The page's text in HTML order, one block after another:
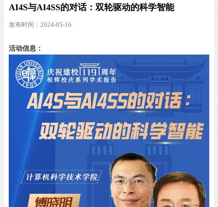
AI4S与AI4SS的对话：双轮驱动的科学智能
发布时间：2024-05-16
活动信息：